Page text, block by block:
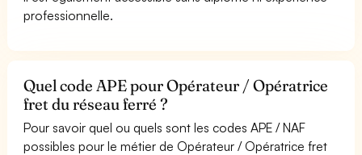
professionnelle.
Quel code APE pour Opérateur / Opératrice
fret du réseau ferré ?
Pour savoir quel ou quels sont les codes APE / NAF
possibles pour le métier de Opérateur / Opératrice fret